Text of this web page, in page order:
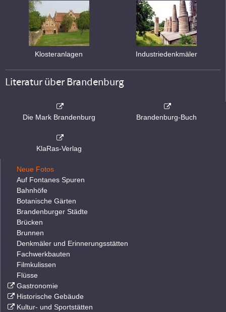
Klosteranlagen Industriedenkmäler
Literatur über Brandenburg
Die Mark Brandenburg Brandenburg-Buch
KlaRas-Verlag
Neue Fotos
Auf Fontanes Spuren
Bahnhöfe
Botanische Gärten
Brandenburger Städte
Brücken
Brunnen
Denkmäler und Erinnerungsstätten
Fachwerkbauten
Filmkulissen
Flüsse
Gastronomie
Historische Gebäude
Kultur- und Sportstätten